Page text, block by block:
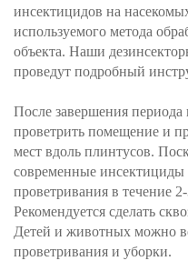
инсектицидов на
используемого метода
объекта. Наши
проведут подробный
После завершения периода
проветрить помещение и
мест вдоль плинтусов.
современные инсектициды
проветривания в течение
Рекомендуется сделать
Детей и животных можно
проветривания и уборки.